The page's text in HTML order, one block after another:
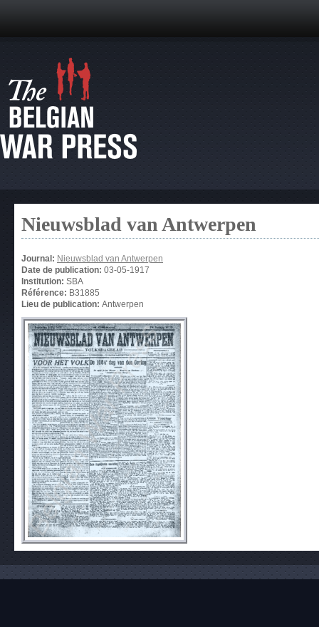
Nieuwsblad van Antwerpen
Journal: Nieuwsblad van Antwerpen
Date de publication: 03-05-1917
Institution: SBA
Référence: B31885
Lieu de publication: Antwerpen